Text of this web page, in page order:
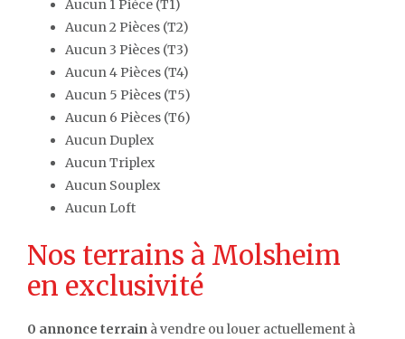
Aucun 1 Pièce (T1)
Aucun 2 Pièces (T2)
Aucun 3 Pièces (T3)
Aucun 4 Pièces (T4)
Aucun 5 Pièces (T5)
Aucun 6 Pièces (T6)
Aucun Duplex
Aucun Triplex
Aucun Souplex
Aucun Loft
Nos terrains à Molsheim
en exclusivité
0 annonce terrain à vendre ou louer actuellement à